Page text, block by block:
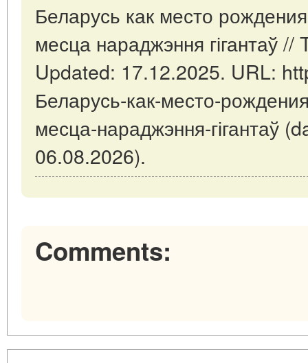
Беларусь как место
месца нараджэння гігантаў
Updated: 17.12.2025. URL:
Беларусь-как-место-
месца-нараджэння-гігантаў
06.08.2026).
Comments: